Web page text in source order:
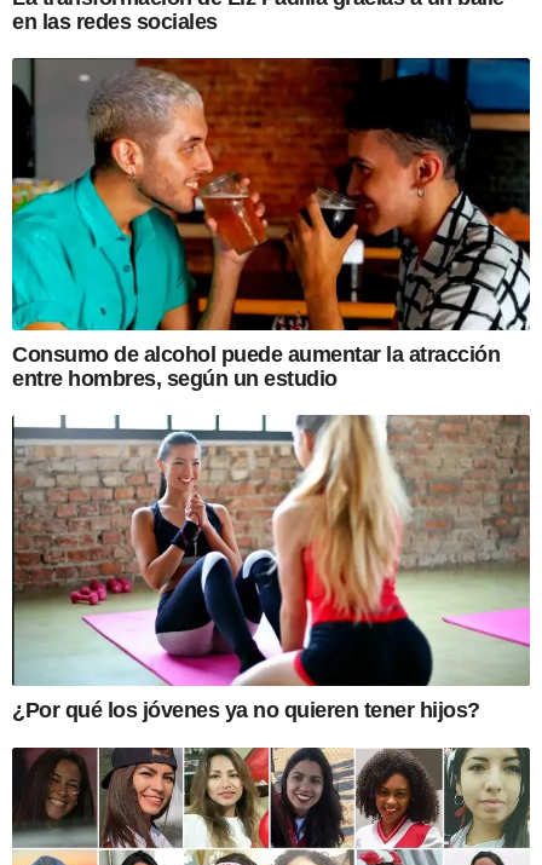
en las redes sociales
Consumo de alcohol puede aumentar la atracción
entre hombres, según un estudio
¿Por qué los jóvenes ya no quieren tener hijos?